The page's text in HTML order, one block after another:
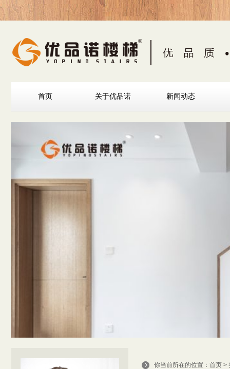
首页 关于优品诺 新闻动态
你当前所在的位置： 首页 >